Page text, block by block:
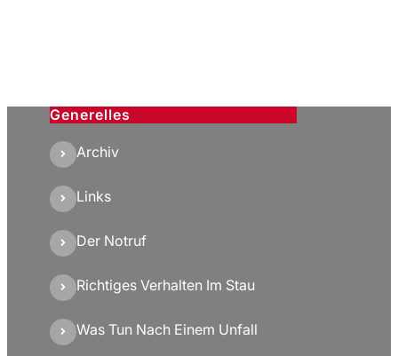
Generelles
Archiv
Links
Der Notruf
Richtiges Verhalten Im Stau
Was Tun Nach Einem Unfall